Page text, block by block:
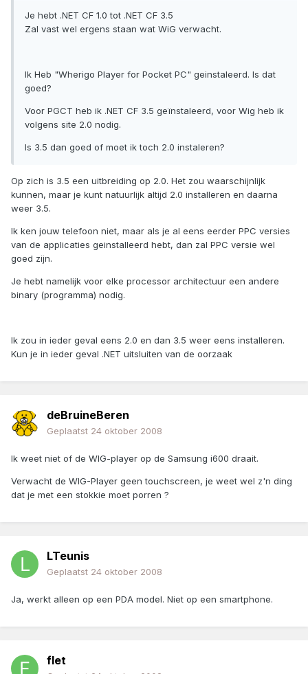
Je hebt .NET CF 1.0 tot .NET CF 3.5
Zal vast wel ergens staan wat WiG verwacht.
Ik Heb "Wherigo Player for Pocket PC" geinstaleerd. Is dat
goed?
Voor PGCT heb ik .NET CF 3.5 geïnstaleerd, voor Wig heb ik
volgens site 2.0 nodig.
Is 3.5 dan goed of moet ik toch 2.0 instaleren?
Op zich is 3.5 een uitbreiding op 2.0. Het zou waarschijnlijk
kunnen, maar je kunt natuurlijk altijd 2.0 installeren en daarna
weer 3.5.
Ik ken jouw telefoon niet, maar als je al eens eerder PPC versies
van de applicaties geinstalleerd hebt, dan zal PPC versie wel
goed zijn.
Je hebt namelijk voor elke processor architectuur een andere
binary (programma) nodig.
Ik zou in ieder geval eens 2.0 en dan 3.5 weer eens installeren.
Kun je in ieder geval .NET uitsluiten van de oorzaak
deBruineBeren
Geplaatst 24 oktober 2008
Ik weet niet of de WIG-player op de Samsung i600 draait.
Verwacht de WIG-Player geen touchscreen, je weet wel z'n ding
dat je met een stokkie moet porren ?
LTeunis
Geplaatst 24 oktober 2008
Ja, werkt alleen op een PDA model. Niet op een smartphone.
flet